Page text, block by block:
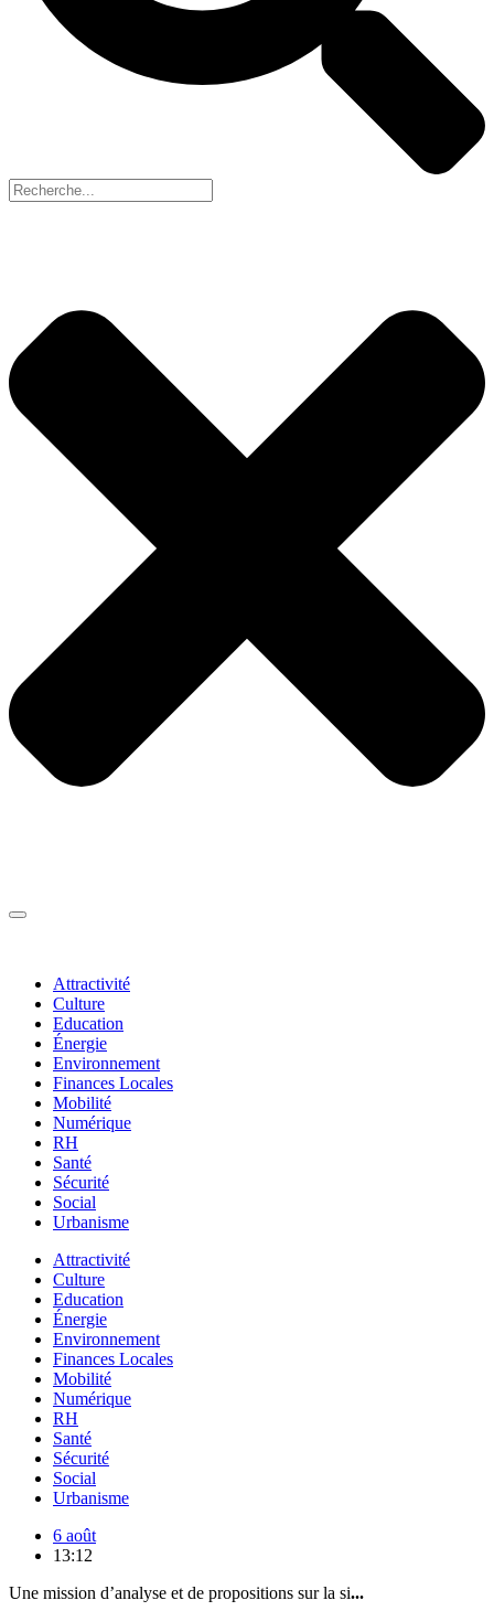
Attractivité
Culture
Education
Énergie
Environnement
Finances Locales
Mobilité
Numérique
RH
Santé
Sécurité
Social
Urbanisme
Attractivité
Culture
Education
Énergie
Environnement
Finances Locales
Mobilité
Numérique
RH
Santé
Sécurité
Social
Urbanisme
6 août
13:12
Une mission d’analyse et de propositions sur la si...